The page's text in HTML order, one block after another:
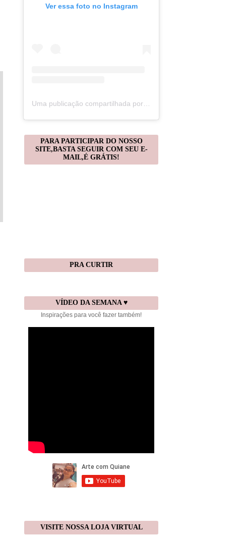
Ver essa foto no Instagram
Uma publicação compartilhada por Christiane Gonçalves (@artecomquiane)
PARA PARTICIPAR DO NOSSO
SITE,BASTA SEGUIR COM SEU E-
MAIL,É GRÁTIS!
PRA CURTIR
VÍDEO DA SEMANA ♥
Inspirações para você fazer também!
VISITE NOSSA LOJA VIRTUAL